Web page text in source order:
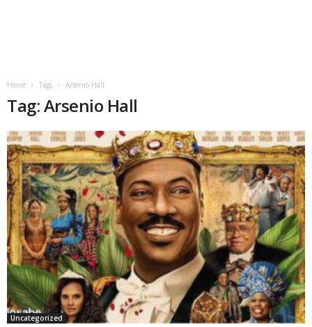
Home Tags Arsenio Hall
Tag: Arsenio Hall
Uncategorized